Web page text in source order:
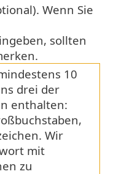
Wenn Sie
sollten
10
drei der
enthalten:
Wir
mit
zu